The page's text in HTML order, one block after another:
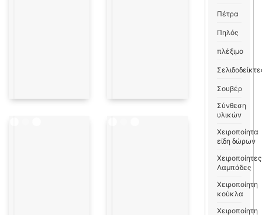
Πέτρα
Πηλός
πλέξιμο
Σουβέρ
Σύνθεση
υλικών
Χειροποίητα
είδη δώρων
Χειροποίητες
Λαμπάδες
Χειροποίητη
κούκλα
Χειροποίητη